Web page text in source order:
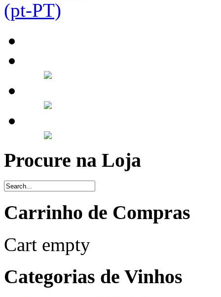
Procure na Loja
Carrinho de Compras
Cart empty
Categorias de Vinhos